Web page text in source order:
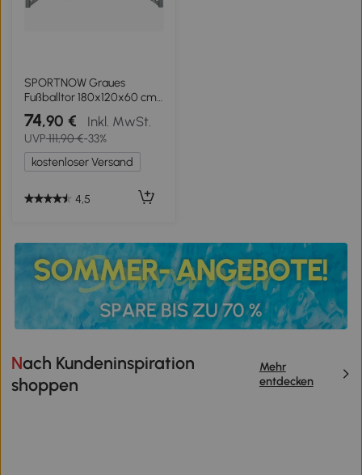
SPORTNOW Graues
Fußballtor 180x120x60 cm
mit Schrauben und
Heringen, aus PE und Metall
74,90 € Inkl. MwSt.
UVP111,90 €-33%
kostenloser Versand
4,5
Nach Kundeninspiration
shoppen
Mehr
entdecken